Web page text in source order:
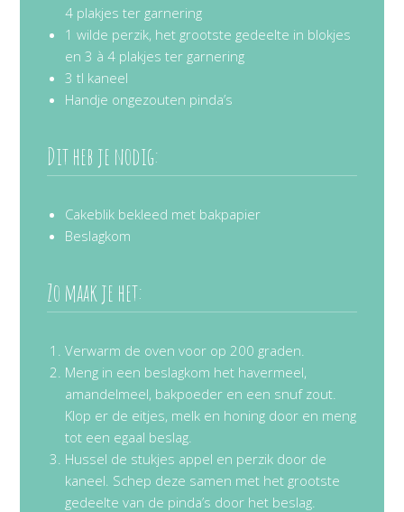
4 plakjes ter garnering
1 wilde perzik, het grootste gedeelte in blokjes
en 3 à 4 plakjes ter garnering
3 tl kaneel
Handje ongezouten pinda’s
Dit heb je nodig:
Cakeblik bekleed met bakpapier
Beslagkom
Zo maak je het:
Verwarm de oven voor op 200 graden.
Meng in een beslagkom het havermeel,
amandelmeel, bakpoeder en een snuf zout.
Klop er de eitjes, melk en honing door en meng
tot een egaal beslag.
Hussel de stukjes appel en perzik door de
kaneel. Schep deze samen met het grootste
gedeelte van de pinda’s door het beslag.